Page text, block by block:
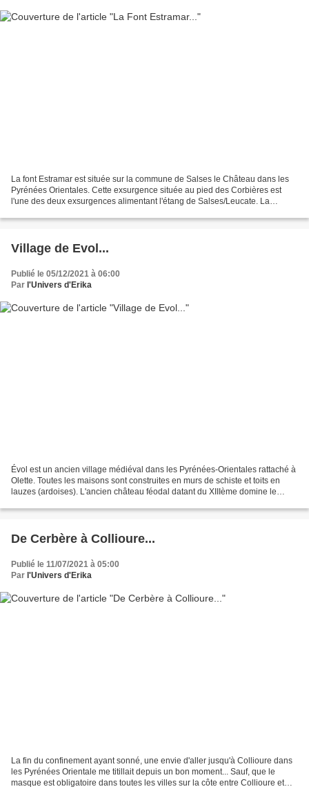
La font Estramar est située sur la commune de Salses le Château dans les
Pyrénées Orientales. Cette exsurgence située au pied des Corbières est
l'une des deux exsurgences alimentant l'étang de Salses/Leucate. La
Village de Evol...
Publié le 05/12/2021 à 06:00
Par l'Univers d'Erika
Évol est un ancien village médiéval dans les Pyrénées-Orientales rattaché à
Olette. Toutes les maisons sont construites en murs de schiste et toits en
lauzes (ardoises). L'ancien château féodal datant du XIIIème domine le
De Cerbère à Collioure...
Publié le 11/07/2021 à 05:00
Par l'Univers d'Erika
La fin du confinement ayant sonné, une envie d'aller jusqu'à Collioure dans
les Pyrénées Orientale me titillait depuis un bon moment... Sauf, que le
masque est obligatoire dans toutes les villes sur la côte entre Collioure et